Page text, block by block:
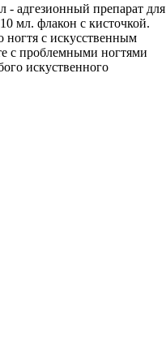
- адгезионный препарат для
мл. флакон с кисточкой.
ногтя с искусственным
с проблемными ногтями
искуственного